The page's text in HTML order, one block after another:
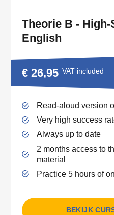
Theorie B -
English
€ 26,95 VAT included
Read-aloud version
Very high success
Always up to date
2 months access to
material
Practice 5 hours of
BEKIJK